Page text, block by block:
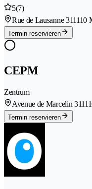
5(7)
Rue de Lausanne 311110
Termin reservieren
CEPM
Zentrum
Avenue de Marcelin 31
Termin reservieren